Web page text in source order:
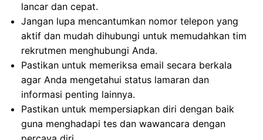
lancar dan cepat.
Jangan lupa mencantumkan nomor telepon yang
aktif dan mudah dihubungi untuk memudahkan tim
rekrutmen menghubungi Anda.
Pastikan untuk memeriksa email secara berkala
agar Anda mengetahui status lamaran dan
informasi penting lainnya.
Pastikan untuk mempersiapkan diri dengan baik
guna menghadapi tes dan wawancara dengan